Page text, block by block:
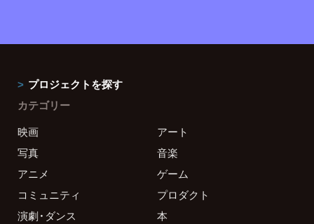
プロジェクトを探す
カテゴリー
映画
アート
写真
音楽
アニメ
ゲーム
コミュニティ
プロダクト
演劇・ダンス
本